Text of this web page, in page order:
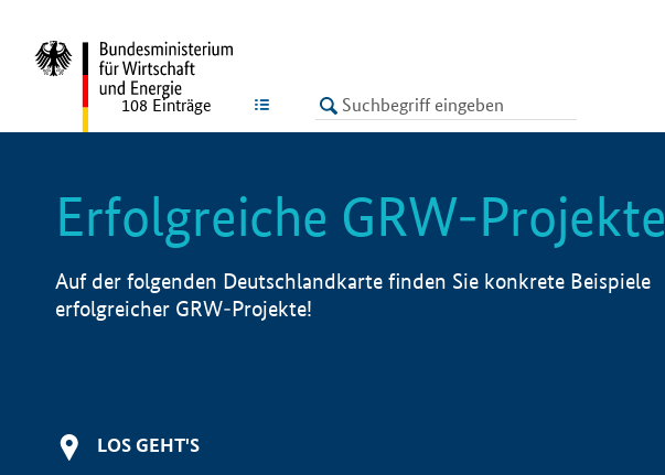
LISTE
108 Einträge
Erfolgreiche GRW-Projekte
Auf der folgenden Deutschlandkarte finden Sie konkrete Beispiele
erfolgreicher GRW-Projekte!
LOS GEHT'S